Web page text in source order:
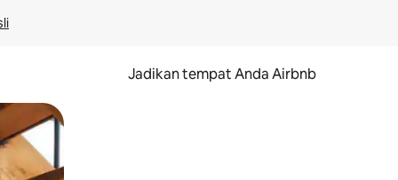
Jadikan tempat Anda Airbnb